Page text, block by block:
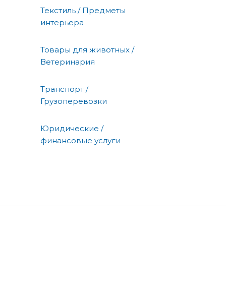
Текстиль / Предметы
интерьера
Товары для животных /
Ветеринария
Транспорт /
Грузоперевозки
Юридические /
финансовые услуги